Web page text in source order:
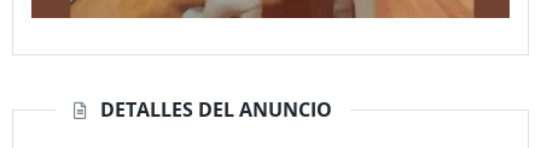
AnteriorSiguiente
DETALLES DEL ANUNCIO